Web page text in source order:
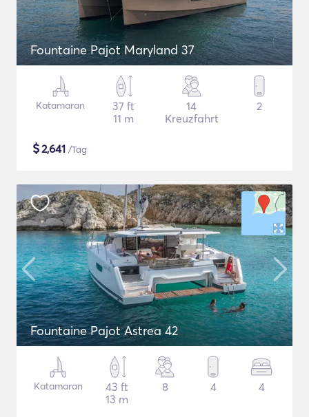
Fountaine Pajot Maryland 37
Katamaran
37 ft
11 m
14
Kreuzfahrt
2
$2,641 /Tag
Fountaine Pajot Astrea 42
Katamaran
43 ft
13 m
8 4 4